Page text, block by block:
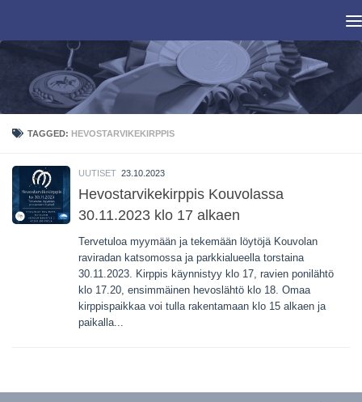
TAGGED: HEVOSTARVIKEKIRPPIS
UUTISET 23.10.2023
Hevostarvikekirppis Kouvolassa
30.11.2023 klo 17 alkaen
Tervetuloa myymään ja tekemään löytöjä Kouvolan
raviradan katsomossa ja parkkialueella torstaina
30.11.2023. Kirppis käynnistyy klo 17, ravien ponilähtö
klo 17.20, ensimmäinen hevoslähtö klo 18. Omaa
kirppispaikkaa voi tulla rakentamaan klo 15 alkaen ja
paikalla...